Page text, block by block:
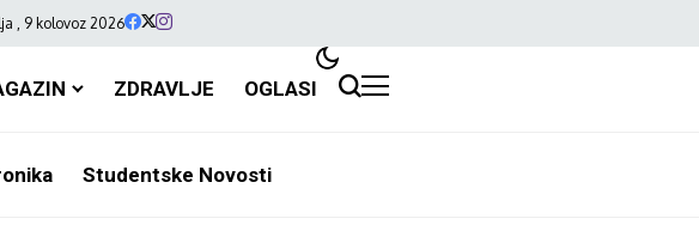
, 9 kolovoz 2026
ZDRAVLJE OGLASI
Studentske Novosti